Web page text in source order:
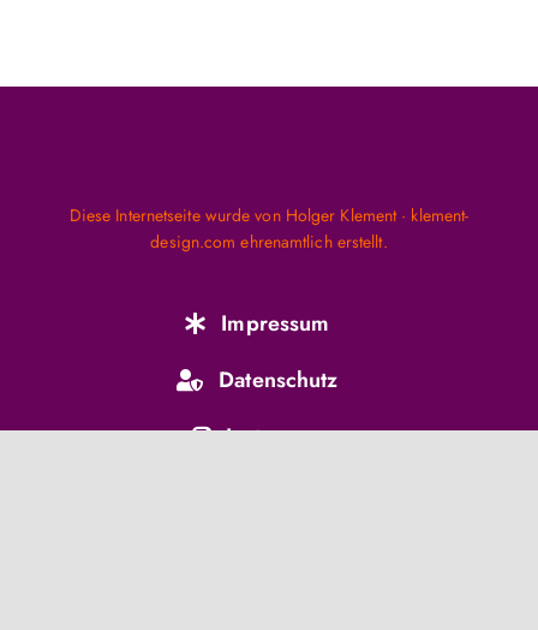
Impressum
Datenschutz
Instagram
Diese Internetseite wurde von Holger Klement · klement-
design.com ehrenamtlich erstellt.